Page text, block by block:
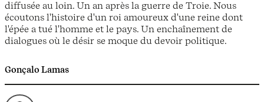
diffusée au loin. Un an après la guerre de Troie. Nous
écoutons l'histoire d'un roi amoureux d'une reine dont
l'épée a tué l'homme et le pays. Un enchaînement de
dialogues où le désir se moque du devoir politique.
Gonçalo Lamas